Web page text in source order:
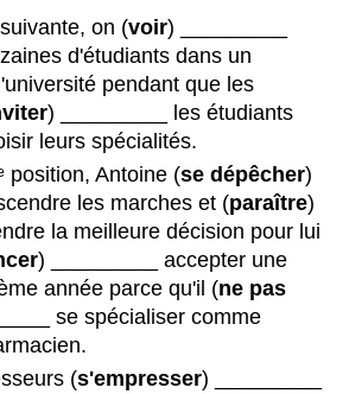
on (voir) _________
d'étudiants dans un
pendant que les
) _________ les étudiants
leurs spécialités.
position, Antoine (se dépêcher)
les marches et (paraître)
la meilleure décision pour lui
) _________ accepter une
année parce qu'il (ne pas
se spécialiser comme
(s'empresser) _________